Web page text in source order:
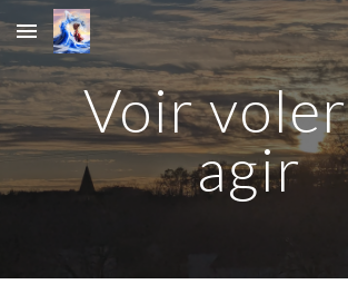
Skip to main content
Voir
agir